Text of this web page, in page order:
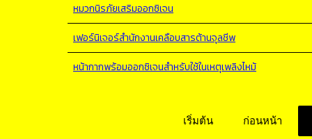
หมวกนิรภัยเสริมออกซิเจน
เฟอร์นิเจอร์สำนักงานเคลือบสารต้านจุลชีพ
หน้ากากพร้อมออกซิเจนสำหรับใช้ในเหตุเพลิงไหม้
เริ่มต้น ก่อนหน้า